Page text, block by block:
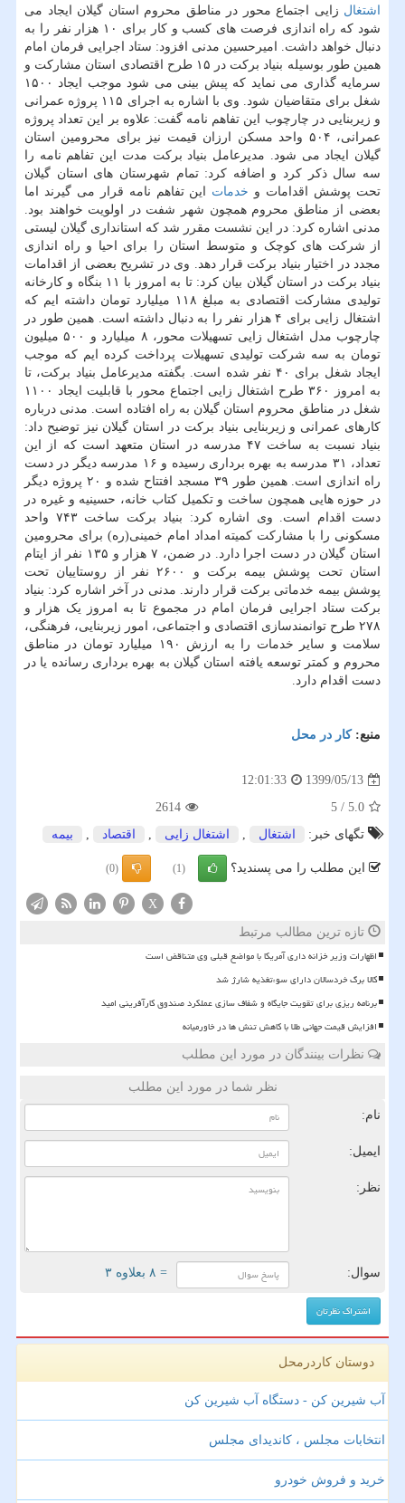
اشتغال زایی اجتماع محور در مناطق محروم استان گیلان ایجاد می
شود که راه اندازی فرصت های کسب و کار برای ۱۰ هزار نفر را به
دنبال خواهد داشت. امیرحسین مدنی افزود: ستاد اجرایی فرمان امام
همین طور بوسیله بنیاد برکت در ۱۵ طرح اقتصادی استان مشارکت و
سرمایه گذاری می نماید که پیش بینی می شود موجب ایجاد ۱۵۰۰
شغل برای متقاضیان شود. وی با اشاره به اجرای ۱۱۵ پروژه عمرانی
و زیربنایی در چارچوب این تفاهم نامه گفت: علاوه بر این تعداد پروژه
عمرانی، ۵۰۴ واحد مسکن ارزان قیمت نیز برای محرومین استان
گیلان ایجاد می شود. مدیرعامل بنیاد برکت مدت این تفاهم نامه را
سه سال ذکر کرد و اضافه کرد: تمام شهرستان های استان گیلان
تحت پوشش اقدامات و خدمات این تفاهم نامه قرار می گیرند اما
بعضی از مناطق محروم همچون شهر شفت در اولویت خواهند بود.
مدنی اشاره کرد: در این نشست مقرر شد که استانداری گیلان لیستی
از شرکت های کوچک و متوسط استان را برای احیا و راه اندازی
مجدد در اختیار بنیاد برکت قرار دهد. وی در تشریح بعضی از اقدامات
بنیاد برکت در استان گیلان بیان کرد: تا به امروز با ۱۱ بنگاه و کارخانه
تولیدی مشارکت اقتصادی به مبلغ ۱۱۸ میلیارد تومان داشته ایم که
اشتغال زایی برای ۴ هزار نفر را به دنبال داشته است. همین طور در
چارچوب مدل اشتغال زایی تسهیلات محور، ۸ میلیارد و ۵۰۰ میلیون
تومان به سه شرکت تولیدی تسهیلات پرداخت کرده ایم که موجب
ایجاد شغل برای ۴۰ نفر شده است. بگفته مدیرعامل بنیاد برکت، تا
به امروز ۳۶۰ طرح اشتغال زایی اجتماع محور با قابلیت ایجاد ۱۱۰۰
شغل در مناطق محروم استان گیلان به راه افتاده است. مدنی درباره
کارهای عمرانی و زیربنایی بنیاد برکت در استان گیلان نیز توضیح داد:
بنیاد نسبت به ساخت ۴۷ مدرسه در استان متعهد است که از این
تعداد، ۳۱ مدرسه به بهره برداری رسیده و ۱۶ مدرسه دیگر در دست
راه اندازی است. همین طور ۳۹ مسجد افتتاح شده و ۲۰ پروژه دیگر
در حوزه هایی همچون ساخت و تکمیل کتاب خانه، حسینیه و غیره در
دست اقدام است. وی اشاره کرد: بنیاد برکت ساخت ۷۴۳ واحد
مسکونی را با مشارکت کمیته امداد امام خمینی(ره) برای محرومین
استان گیلان در دست اجرا دارد. در ضمن، ۷ هزار و ۱۳۵ نفر از ایتام
استان تحت پوشش بیمه برکت و ۲۶۰۰ نفر از روستاییان تحت
پوشش بیمه خدماتی برکت قرار دارند. مدنی در آخر اشاره کرد: بنیاد
برکت ستاد اجرایی فرمان امام در مجموع تا به امروز یک هزار و
۲۷۸ طرح توانمندسازی اقتصادی و اجتماعی، امور زیربنایی، فرهنگی،
سلامت و سایر خدمات را به ارزش ۱۹۰ میلیارد تومان در مناطق
محروم و کمتر توسعه یافته استان گیلان به بهره برداری رسانده یا در
دست اقدام دارد.
منبع:كار در محل
1399/05/13
12:01:33
5.0
/
5
2614
تگهای خبر:
اشتغال , اشتغال زایی , اقتصاد , بیمه
این مطلب را می پسندید؟ (1)
(0)
X
تازه ترین مطالب مرتبط
اظهارات وزیر خزانه داری آمریکا با مواضع قبلی وی متناقض است
کالا برگ خردسالان دارای سوءتغذیه شارژ شد
برنامه ریزی برای تقویت جایگاه و شفاف سازی عملکرد صندوق کارآفرینی امید
افزایش قیمت جهانی طلا با کاهش تنش ها در خاورمیانه
نظرات بینندگان در مورد این مطلب
نظر شما در مورد این مطلب
نام:
ایمیل:
نظر:
سوال: = ۸ بعلاوه ۳
دوستان کاردرمحل
آب شیرین کن - دستگاه آب شیرین کن
انتخابات مجلس ، کاندیدای مجلس
خرید و فروش خودرو